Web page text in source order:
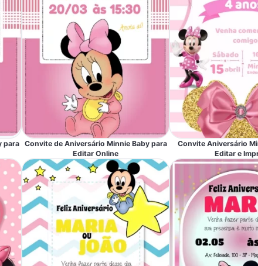
para
Convite de Aniversário Minnie Baby para
Editar Online
Convite Aniversário
Editar e